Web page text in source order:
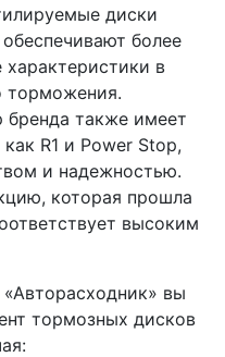
диски
более
в
торможения.
бренда также имеет
R1 и Power Stop,
и надежностью.
которая прошла
высоким
вы
тормозных дисков